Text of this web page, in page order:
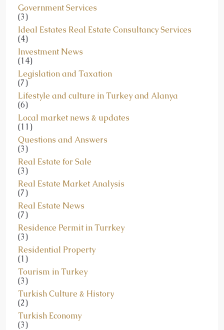
Government Services
(3)
Ideal Estates Real Estate Consultancy Services
(4)
Investment News
(14)
Legislation and Taxation
(7)
Lifestyle and culture in Turkey and Alanya
(6)
Local market news & updates
(11)
Questions and Answers
(3)
Real Estate for Sale
(3)
Real Estate Market Analysis
(7)
Real Estate News
(7)
Residence Permit in Turrkey
(3)
Residential Property
(1)
Tourism in Turkey
(3)
Turkish Culture & History
(2)
Turkish Economy
(3)